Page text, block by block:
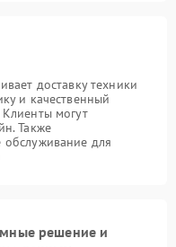
доставку техники
и качественный
могут
Также
обслуживание для
решение и